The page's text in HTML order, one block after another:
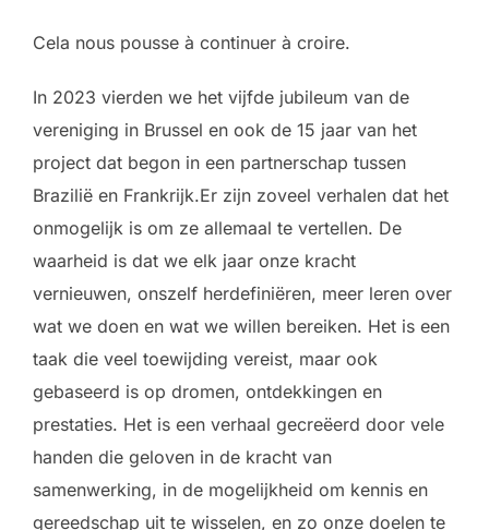
Cela nous pousse à continuer à croire.
In 2023 vierden we het vijfde jubileum van de
vereniging in Brussel en ook de 15 jaar van het
project dat begon in een partnerschap tussen
Brazilië en Frankrijk.Er zijn zoveel verhalen dat het
onmogelijk is om ze allemaal te vertellen. De
waarheid is dat we elk jaar onze kracht
vernieuwen, onszelf herdefiniëren, meer leren over
wat we doen en wat we willen bereiken. Het is een
taak die veel toewijding vereist, maar ook
gebaseerd is op dromen, ontdekkingen en
prestaties. Het is een verhaal gecreëerd door vele
handen die geloven in de kracht van
samenwerking, in de mogelijkheid om kennis en
gereedschap uit te wisselen, en zo onze doelen te